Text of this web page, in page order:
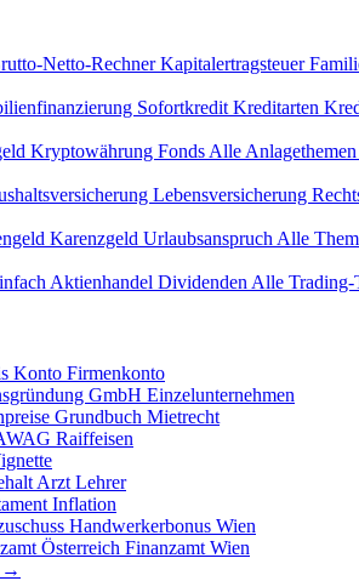
Netto-RechnerKapitalertragsteuer
Sofortkredit Kreditarten
Kryptowährung Fonds Alle
Lebensversicherung
Karenzgeld Urlaubsanspruch Alle
Aktienhandel Dividenden Alle
Konto Firmenkonto
GmbH Einzelunternehmen
Grundbuch Mietrecht
Raiffeisen
Arzt Lehrer
Inflation
Handwerkerbonus Wien
Österreich Finanzamt Wien
→